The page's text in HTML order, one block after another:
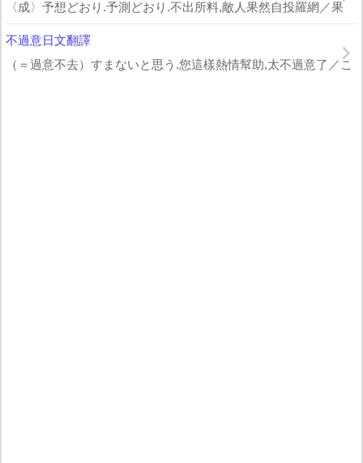
〈成〉予想どおり.予測どおり.不出所料,敵人果然自投羅網／果
不過意日文翻譯
（＝過意不去）すまないと思う.您這樣熱情幫助,太不過意了／こ